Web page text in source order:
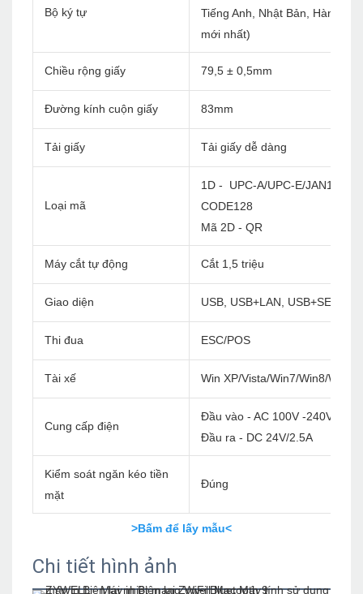
Bộ ký tự
Tiếng Anh, Nhật Bản, Hàn
mới nhất)
Chiều rộng giấy 79,5 ± 0,5mm
Đường kính cuộn giấy 83mm
Tải giấy Tải giấy dễ dàng
Loại mã
1D - UPC-A/UPC-E/
CODE128
Mã 2D - QR
Máy cắt tự động Cắt 1,5 triệu
Giao diện USB, USB+LAN,
Thi đua ESC/POS
Tài xế Win XP/Vista/Win7/Win8/
Cung cấp điện
Đầu vào - AC 100V -240V/60Hz
Đầu ra - DC 24V/2.5A
Kiểm soát ngăn kéo tiền
mặt
Đúng
>Bấm để lấy mẫu<
Chi tiết hình ảnh